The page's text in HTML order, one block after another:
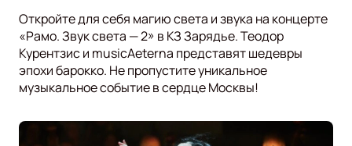
Откройте для себя магию света и звука на концерте
«Рамо. Звук света — 2» в КЗ Зарядье. Теодор
Курентзис и musicAeterna представят шедевры
эпохи барокко. Не пропустите уникальное
музыкальное событие в сердце Москвы!